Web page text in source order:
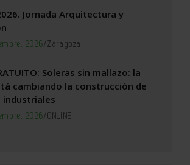
Jornada Arquitectura y
2026/Zaragoza
Soleras sin mallazo: la
cambiando la construcción de
industriales
2026/ONLINE